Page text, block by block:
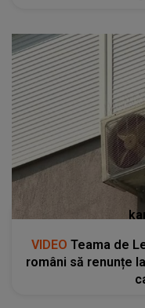
VIDEO Teama de
români să renunțe